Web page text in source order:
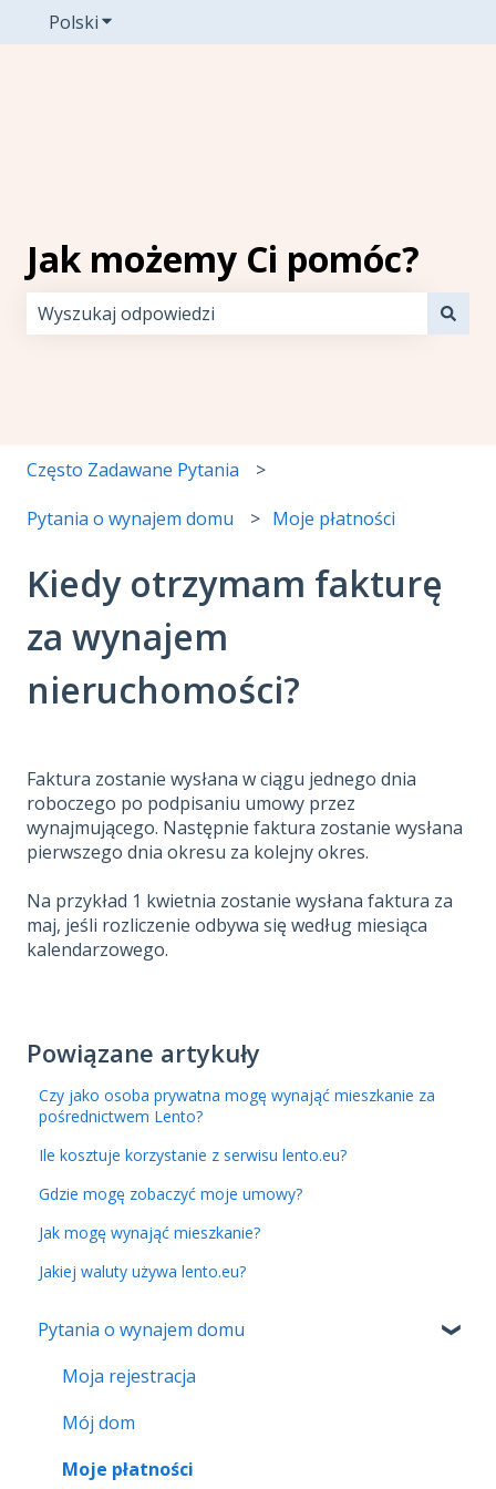
PolskiPokaż podmenu do tłumaczenia
Jak możemy Ci pomóc?
Często Zadawane Pytania
Pytania o wynajem domu Moje płatności
Kiedy otrzymam fakturę
za wynajem
nieruchomości?
Faktura zostanie wysłana w ciągu jednego dnia
roboczego po podpisaniu umowy przez
wynajmującego. Następnie faktura zostanie wysłana
pierwszego dnia okresu za kolejny okres.
Na przykład 1 kwietnia zostanie wysłana faktura za
maj, jeśli rozliczenie odbywa się według miesiąca
kalendarzowego.
Powiązane artykuły
Czy jako osoba prywatna mogę wynająć mieszkanie za
pośrednictwem Lento?
Ile kosztuje korzystanie z serwisu lento.eu?
Gdzie mogę zobaczyć moje umowy?
Jak mogę wynająć mieszkanie?
Jakiej waluty używa lento.eu?
Pytania o wynajem domu
Moja rejestracja
Mój dom
Moje płatności